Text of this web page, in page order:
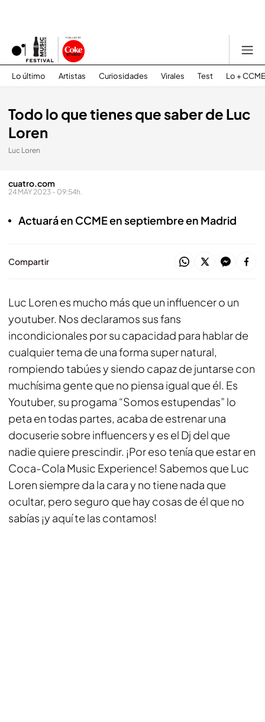
Lo último Artistas Curiosidades Virales Test Lo + CCME
Todo lo que tienes que saber de Luc
Loren
Luc Loren
cuatro.com
24 MAY 2023 - 09:54h.
Actuará en CCME en septiembre en Madrid
Compartir
Luc Loren es mucho más que un influencer o un
youtuber. Nos declaramos sus fans
incondicionales por su capacidad para hablar de
cualquier tema de una forma super natural,
rompiendo tabúes y siendo capaz de juntarse con
muchísima gente que no piensa igual que él. Es
Youtuber, su progama “Somos estupendas” lo
peta en todas partes, acaba de estrenar una
docuserie sobre influencers y es el Dj del que
nadie quiere prescindir. ¡Por eso tenía que estar en
Coca-Cola Music Experience! Sabemos que Luc
Loren siempre da la cara y no tiene nada que
ocultar, pero seguro que hay cosas de él que no
sabías ¡y aquí te las contamos!